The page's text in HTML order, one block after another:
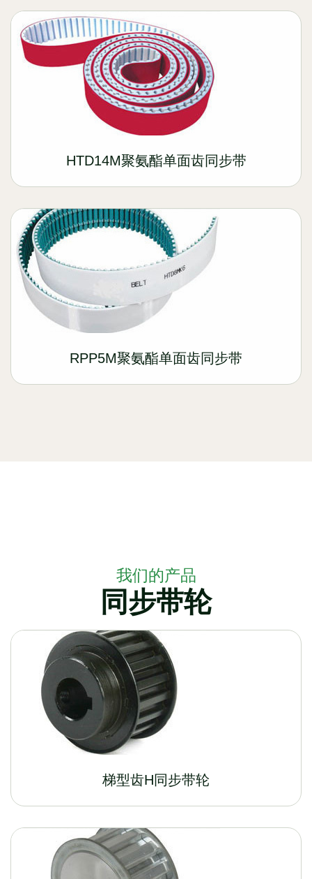
HTD14M聚氨酯单面齿同步带
RPP5M聚氨酯单面齿同步带
我们的产品
同步带轮
梯型齿H同步带轮